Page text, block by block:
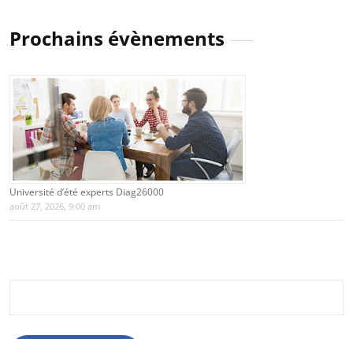
Prochains évènements
Université d’été experts Diag26000
août 27, 2026, 9:00 am